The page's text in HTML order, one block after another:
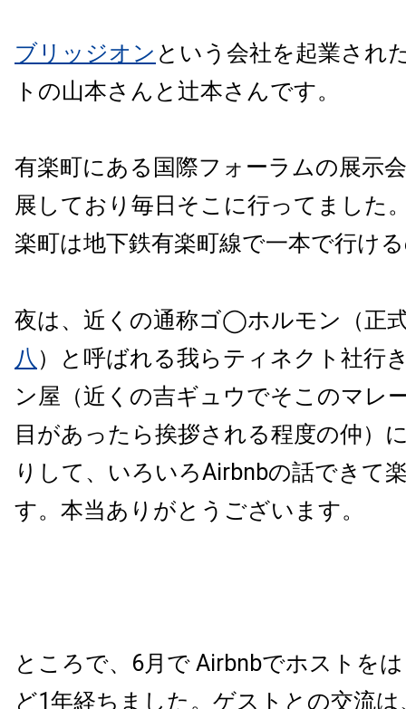
ブリッジオン という会社を起業され
トの山本さんと辻本さんです。
有楽町にある国際フォーラムの展示
展しており毎日そこに行ってました
楽町は地下鉄有楽町線で一本で行け
夜は、近くの通称ゴ◯ホルモン（正
八 ）と呼ばれる我らティネクト社行
ン屋（近くの吉ギュウでそこのマレ
目があったら挨拶される程度の仲）
りして、いろいろAirbnbの話できて
す。本当ありがとうございます。
ところで、6月で Airbnbでホストを
ど1年経ちました。ゲストとの交流